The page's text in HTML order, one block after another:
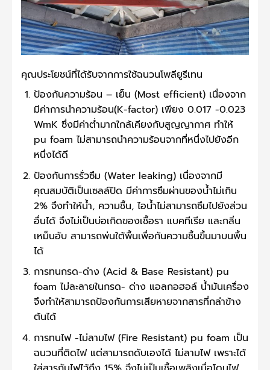
คุณประโยชน์ที่ได้รับจากการใช้ฉนวนโพลียูรีเทน
ป้องกันความร้อน – เย็น (Most efficient) เนื่องจาก
มีค่าการนำความร้อน(K-factor) เพียง 0.017 -0.023
WmK ซึ่งมีค่าต่ำมากใกล้เคียงกับสูญญากาศ ทำให้
pu foam ไม่สามารถนำความร้อนจากที่หนึ่งไปยังอีก
หนึ่งได้ดี
ป้องกันการรั่วซึม (Water leaking) เนื่องจากมี
คุณสมบัติเป็นเซลล์ปิด มีค่าการซึมผ่านของน้ำไม่เกิน
2% จึงทำให้น้ำ, ความชื้น, ไอน้ำไม่สามารถซึมไปยังส่วน
อื่นได้ จึงไม่เป็นบ่อเกิดของเชื้อรา แบคทีเรีย และกลิ่น
เหม็นอับ สามารถพ่นใต้พื้นเพื่อกันความชื้นขึ้นมาบนพื้น
ได้
การทนกรด-ด่าง (Acid & Base Resistant) pu
foam ไม่ละลายในกรด- ด่าง แอลกอฮอล์ น้ำมันเครื่อง
จึงทำให้สามารถป้องกันการเสียหายจากสารที่กล่าข้าง
ต้นได้
การทนไฟ -ไม่ลามไฟ (Fire Resistant) pu foam เป็น
ฉนวนที่ติดไฟ แต่สามารถดับเองได้ ไม่ลามไฟ เพราะได้